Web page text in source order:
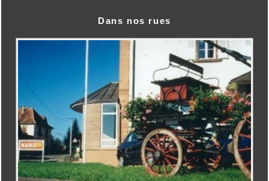
Dans nos rues